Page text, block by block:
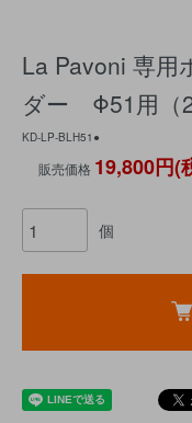
La Pavoni 専用
ダー Φ51用（
KD-LP-BLH51●
販売価格 19,800円(
個